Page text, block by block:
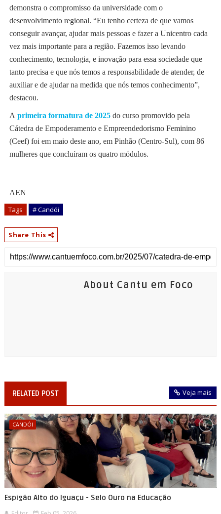
demonstra o compromisso da universidade com o
desenvolvimento regional. “Eu tenho certeza de que vamos
conseguir avançar, ajudar mais pessoas e fazer a Unicentro cada
vez mais importante para a região. Fazemos isso levando
conhecimento, tecnologia, e inovação para essa sociedade que
tanto precisa e que nós temos a responsabilidade de atender, de
auxiliar e de ajudar na medida que nós temos conhecimento”,
destacou.
A primeira formatura de 2025do curso promovido pela
Cátedra de Empoderamento e Empreendedorismo Feminino
(Ceef) foi em maio deste ano, em Pinhão (Centro-Sul), com 86
mulheres que concluíram os quatro módulos.
AEN
Tags # Candói
Share This
About Cantu em Foco
RELATED POST Veja mais
CANDÓI
Espigão Alto do Iguaçu - Selo Ouro na Educação